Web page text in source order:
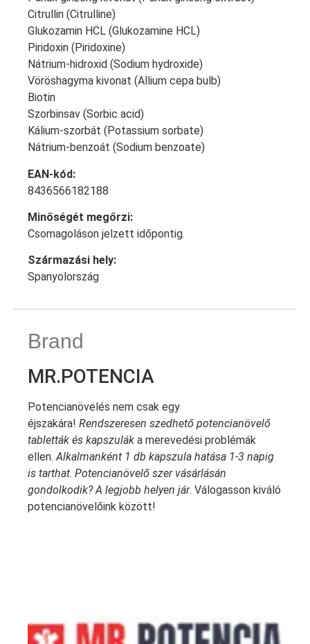
Citrullin (Citrulline)
Glukozamin HCL (Glukozamine HCL)
Piridoxin (Piridoxine)
Nátrium-hidroxid (Sodium hydroxide)
Vöröshagyma kivonat (Allium cepa bulb)
Biotin
Szorbinsav (Sorbic acid)
Kálium-szorbát (Potassium sorbate)
Nátrium-benzoát (Sodium benzoate)
EAN-kód:
8436566182188
Minőségét megőrzi:
Csomagoláson jelzett időpontig.
Származási hely:
Spanyolország
Brand
MR.POTENCIA
Potencianövelés nem csak egy
éjszakára! Rendszeresen szedhető potencianövelő
tabletták és kapszulák a merevedési problémák
ellen. Alkalmanként 1 db kapszula hatása 1-3 napig
is tarthat. Potencianövelő szer vásárlásán
gondolkodik? A legjobb helyen jár. Válogasson kiváló
potencianövelőink között!